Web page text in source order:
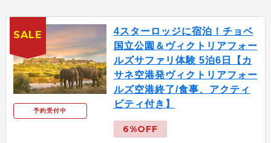
予約受付中
4スターロッジに宿泊！チョベ
国立公園＆ヴィクトリアフォー
ルズサファリ体験 5泊6日【カ
サネ空港発ヴィクトリアフォー
ルズ空港終了/食事、アクティ
ビティ付き】
6%OFF
SALE